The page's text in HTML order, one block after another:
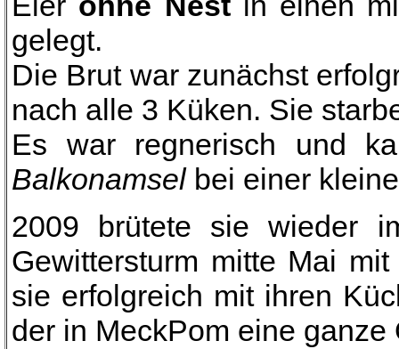
gelegt.
Die Brut war zunächst
nach alle 3 Küken. Sie
Es war regnerisch und
Balkonamselbei einer
2009 brütete sie wieder
Gewittersturm mitte Mai
sie erfolgreich mit ihren
der in MeckPom eine ganze